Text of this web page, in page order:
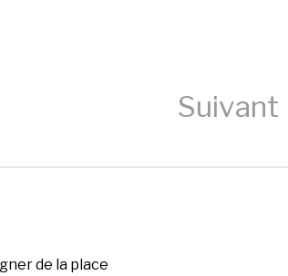
Suivant
de la place